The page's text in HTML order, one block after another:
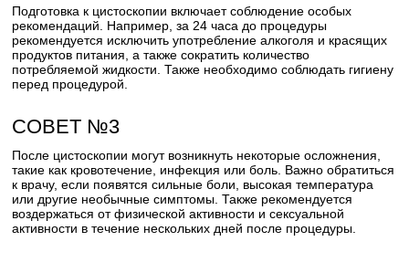
Подготовка к цистоскопии включает соблюдение особых
рекомендаций. Например, за 24 часа до процедуры
рекомендуется исключить употребление алкоголя и красящих
продуктов питания, а также сократить количество
потребляемой жидкости. Также необходимо соблюдать гигиену
перед процедурой.
СОВЕТ №3
После цистоскопии могут возникнуть некоторые осложнения,
такие как кровотечение, инфекция или боль. Важно обратиться
к врачу, если появятся сильные боли, высокая температура
или другие необычные симптомы. Также рекомендуется
воздержаться от физической активности и сексуальной
активности в течение нескольких дней после процедуры.